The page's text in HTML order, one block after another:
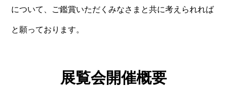
について、ご鑑賞いただくみなさまと共に考えられれば
と願っております。
展覧会開催概要